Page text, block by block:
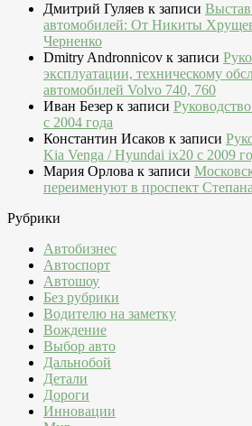
Дмитрий Гуляев к записи
автомобилей: От Никиты
Черненко
Dmitry Andronnicov к записи
эксплуатации, техническому
автомобилей Volvo 740, 760
Иван Безер к записи
c 2004 года
Константин Исаков к записи
Kia Venga / Hyundai ix20 c 2009
Мария Орлова к записи
переименуют в проспект
Рубрики
Автобизнес
Автоспорт
Автошоу
Без рубрики
Водителю на заметку
Вождение
Выбор авто
Дальнобой
Детали
Дороги
Инновации